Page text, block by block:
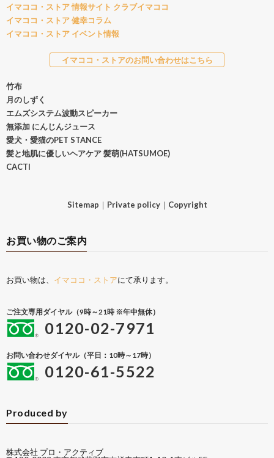
イマココ・ストア 情報サイト クラブイマココ
イマココ・ストア 健幸コラム
イマココ・ストア イベント情報
イマココ・ストアのお問い合わせはこちら
竹布
月のしずく
エムズシステム波動スピーカー
無添加 にんじんジュース
愛犬・愛猫のPET STANCE
髪と地肌に優しいヘアケア 髪萌(HATSUMOE)
CACTI
Sitemap ｜ Private policy｜ Copyright
お買い物のご案内
お買い物は、 イマココ・ストアにて承ります。
ご注文専用ダイヤル（9時～21時 ※年中無休）
0120-02-7971
お問い合わせダイヤル（平日：10時～17時）
0120-61-5522
Produced by
株式会社 プロ・アクティブ